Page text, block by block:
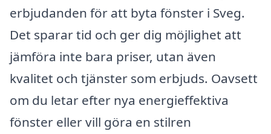
erbjudanden för att byta fönster i Sveg.
Det sparar tid och ger dig möjlighet att
jämföra inte bara priser, utan även
kvalitet och tjänster som erbjuds. Oavsett
om du letar efter nya energieffektiva
fönster eller vill göra en stilren